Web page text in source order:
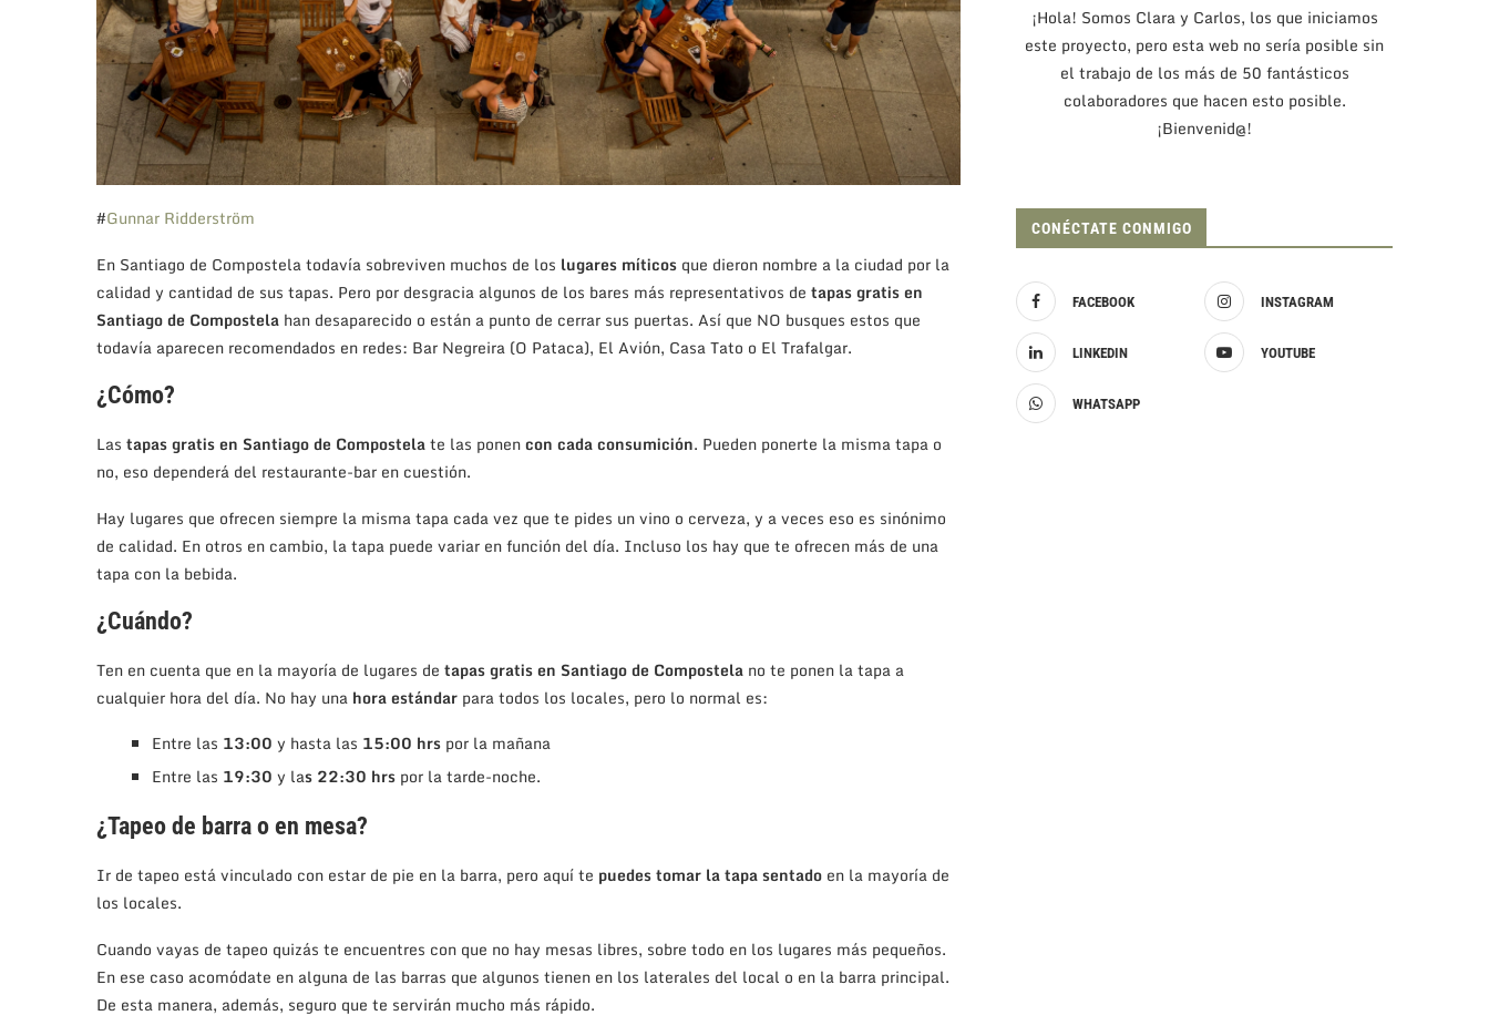
#Gunnar Ridderström
En Santiago de Compostela todavía sobreviven muchos de los lugares míticos que dieron nombre a la ciudad por la
calidad y cantidad de sus tapas. Pero por desgracia algunos de los bares más representativos de tapas gratis en
Santiago de Compostela han desaparecido o están a punto de cerrar sus puertas. Así que NO busques estos que
todavía aparecen recomendados en redes: Bar Negreira (O Pataca), El Avión, Casa Tato o El Trafalgar.
¿Cómo?
Las tapas gratis en Santiago de Compostelate las ponencon cada consumición. Pueden ponerte la misma tapa o
no, eso dependerá del restaurante-bar en cuestión.
Hay lugares que ofrecen siempre la misma tapa cada vez que te pides un vino o cerveza, y a veces eso es sinónimo
de calidad. En otros en cambio, la tapa puede variar en función del día. Incluso los hay que te ofrecen más de una
tapa con la bebida.
¿Cuándo?
Ten en cuenta que en la mayoría de lugares de tapas gratis en Santiago de Compostela no te ponen la tapa a
cualquier hora del día. No hay una hora estándar para todos los locales, pero lo normal es:
Entre las 13:00 y hasta las 15:00 hrs por la mañana
Entre las 19:30 y las 22:30 hrs por la tarde-noche.
¿Tapeo de barra o en mesa?
Ir de tapeo está vinculado con estar de pie en la barra, pero aquí te puedes tomar la tapa sentado en la mayoría de
los locales.
Cuando vayas de tapeo quizás te encuentres con que no hay mesas libres, sobre todo en los lugares más pequeños.
En ese caso acomódate en alguna de las barras que algunos tienen en los laterales del local o en la barra principal.
De esta manera, además, seguro que te servirán mucho más rápido.
¡Hola! Somos Clara y Carlos, los que iniciamos
este proyecto, pero esta web no sería posible sin
el trabajo de los más de 50 fantásticos
colaboradores que hacen esto posible.
¡Bienvenid@!
CONÉCTATE CONMIGO
FACEBOOK INSTAGRAM
LINKEDIN YOUTUBE
WHATSAPP